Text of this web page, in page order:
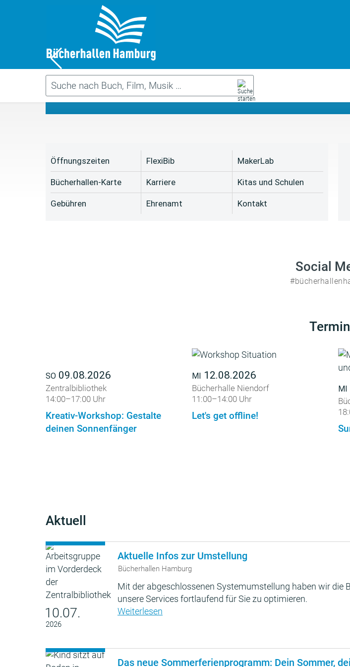
Das neue
Öffnungszeiten
Bücherhallen-Karte
Gebühren
FlexiBib
Karriere
Ehrenamt
MakerLab
Kitas und Schulen
Kontakt
Social
SO 09.08.2026
Zentralbibliothek
14:00–17:00 Uhr
Kreativ-Workshop: Gestalte
deinen Sonnenfänger
MI 12.08.2026
Bücherhalle Niendorf
11:00–14:00 Uhr
Let's get offline!
MI
Aktuell
10.07.
2026
Aktuelle Infos zur Umstellung
Bücherhallen Hamburg
Mit der abgeschlossenen Systemumstellung haben wir die
unsere Services fortlaufend für Sie zu optimieren.
Weiterlesen
Das neue Sommerferienprogramm: Dein Sommer,